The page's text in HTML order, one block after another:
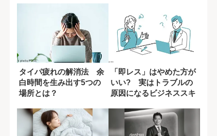
タイパ疲れの解消法 余
白時間を生み出す5つの
場所とは？
「即レス」はやめた方が
いい? 実はトラブルの
原因になるビジネススキ